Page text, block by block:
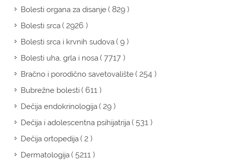
Bolesti organa za disanje( 829 )
Bolesti srca( 2926 )
Bolesti srca i krvnih sudova( 9 )
Bolesti uha, grla i nosa( 7717 )
Bračno i porodično savetovalište( 254 )
Bubrežne bolesti( 611 )
Dečija endokrinologija( 29 )
Dečija i adolescentna psihijatrija( 531 )
Dečija ortopedija( 2 )
Dermatologija( 5211 )